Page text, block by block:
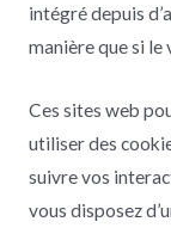
intégré depuis
manière que si
Ces sites web
utiliser des
suivre vos
vous disposez